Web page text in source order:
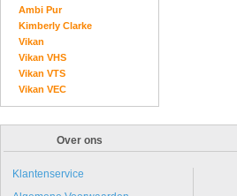
Ambi Pur
Kimberly Clarke
Vikan
Vikan VHS
Vikan VTS
Vikan VEC
Over ons
Klantenservice